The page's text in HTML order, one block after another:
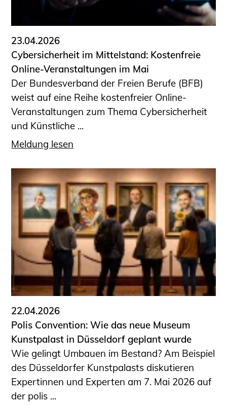
Informationen für Fortbildungsträger
Anträge, Anzeigen, Formulare
Fortbildung/Seminare
Informationen für Ingenieurinnen
und Ingenieure
Recht
Planungswettbewerbe
Publikationen
Stellenbörse
Staatlich anerkannte Sachverständige
Sachverständige
Prüfsachverständige
Qualifizierte Tragwerksplaner/-innen
Bauvorlageberechtigte
Sachkundige für Zustands- und
Funktionsprüfung privater
Abwasserleitungen
Vereinbarungen mit
Ingenieurkammern
Büronachfolge
Zusatzqualifikationen
Geschützter Bereich
Informationen für Auftraggeber und
Verbraucher
Ingenieursuche (Mitglieder der IK-Bau
NRW)
23.04.2026
Cybersicherheit im Mittelstand: Kostenfreie
Online-Veranstaltungen im Mai
Der Bundesverband der Freien Berufe (BFB)
weist auf eine Reihe kostenfreier Online-
Veranstaltungen zum Thema Cybersicherheit
und Künstliche ...
Meldung lesen
22.04.2026
Polis Convention: Wie das neue Museum
Kunstpalast in Düsseldorf geplant wurde
Wie gelingt Umbauen im Bestand? Am Beispiel
des Düsseldorfer Kunstpalasts diskutieren
Expertinnen und Experten am 7. Mai 2026 auf
der polis ...